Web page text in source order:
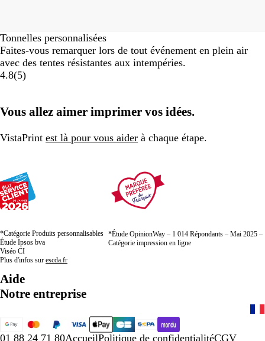
Tonnelles personnalisées
Faites-vous remarquer lors de tout événement en plein air
avec des tentes résistantes aux intempéries.
4.8(5)
Vous allez aimer imprimer vos idées.
VistaPrint est là pour vous aider à chaque étape.
*Catégorie Produits personnalisables
Étude Ipsos bva
Viséo CI
Plus d'infos sur escda.fr
*Étude OpinionWay – 1 014 Répondants – Mai 2025 –
Catégorie impression en ligne
Aide
Notre entreprise
01 88 24 71 80AccueilPolitique de confidentialitéCGV